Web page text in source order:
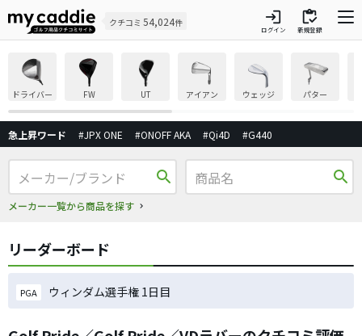
クチコミ 54,024件 login
ログイン
inventory
新規登録
ドライバー FW UT アイアン ウェッジ パター
急上昇ワード #JPX ONE #ONOFF AKA #Qi4D #G440
search
メーカー一覧から商品を探す
search
リーダーボード
PGA ウィンダム選手権 1日目